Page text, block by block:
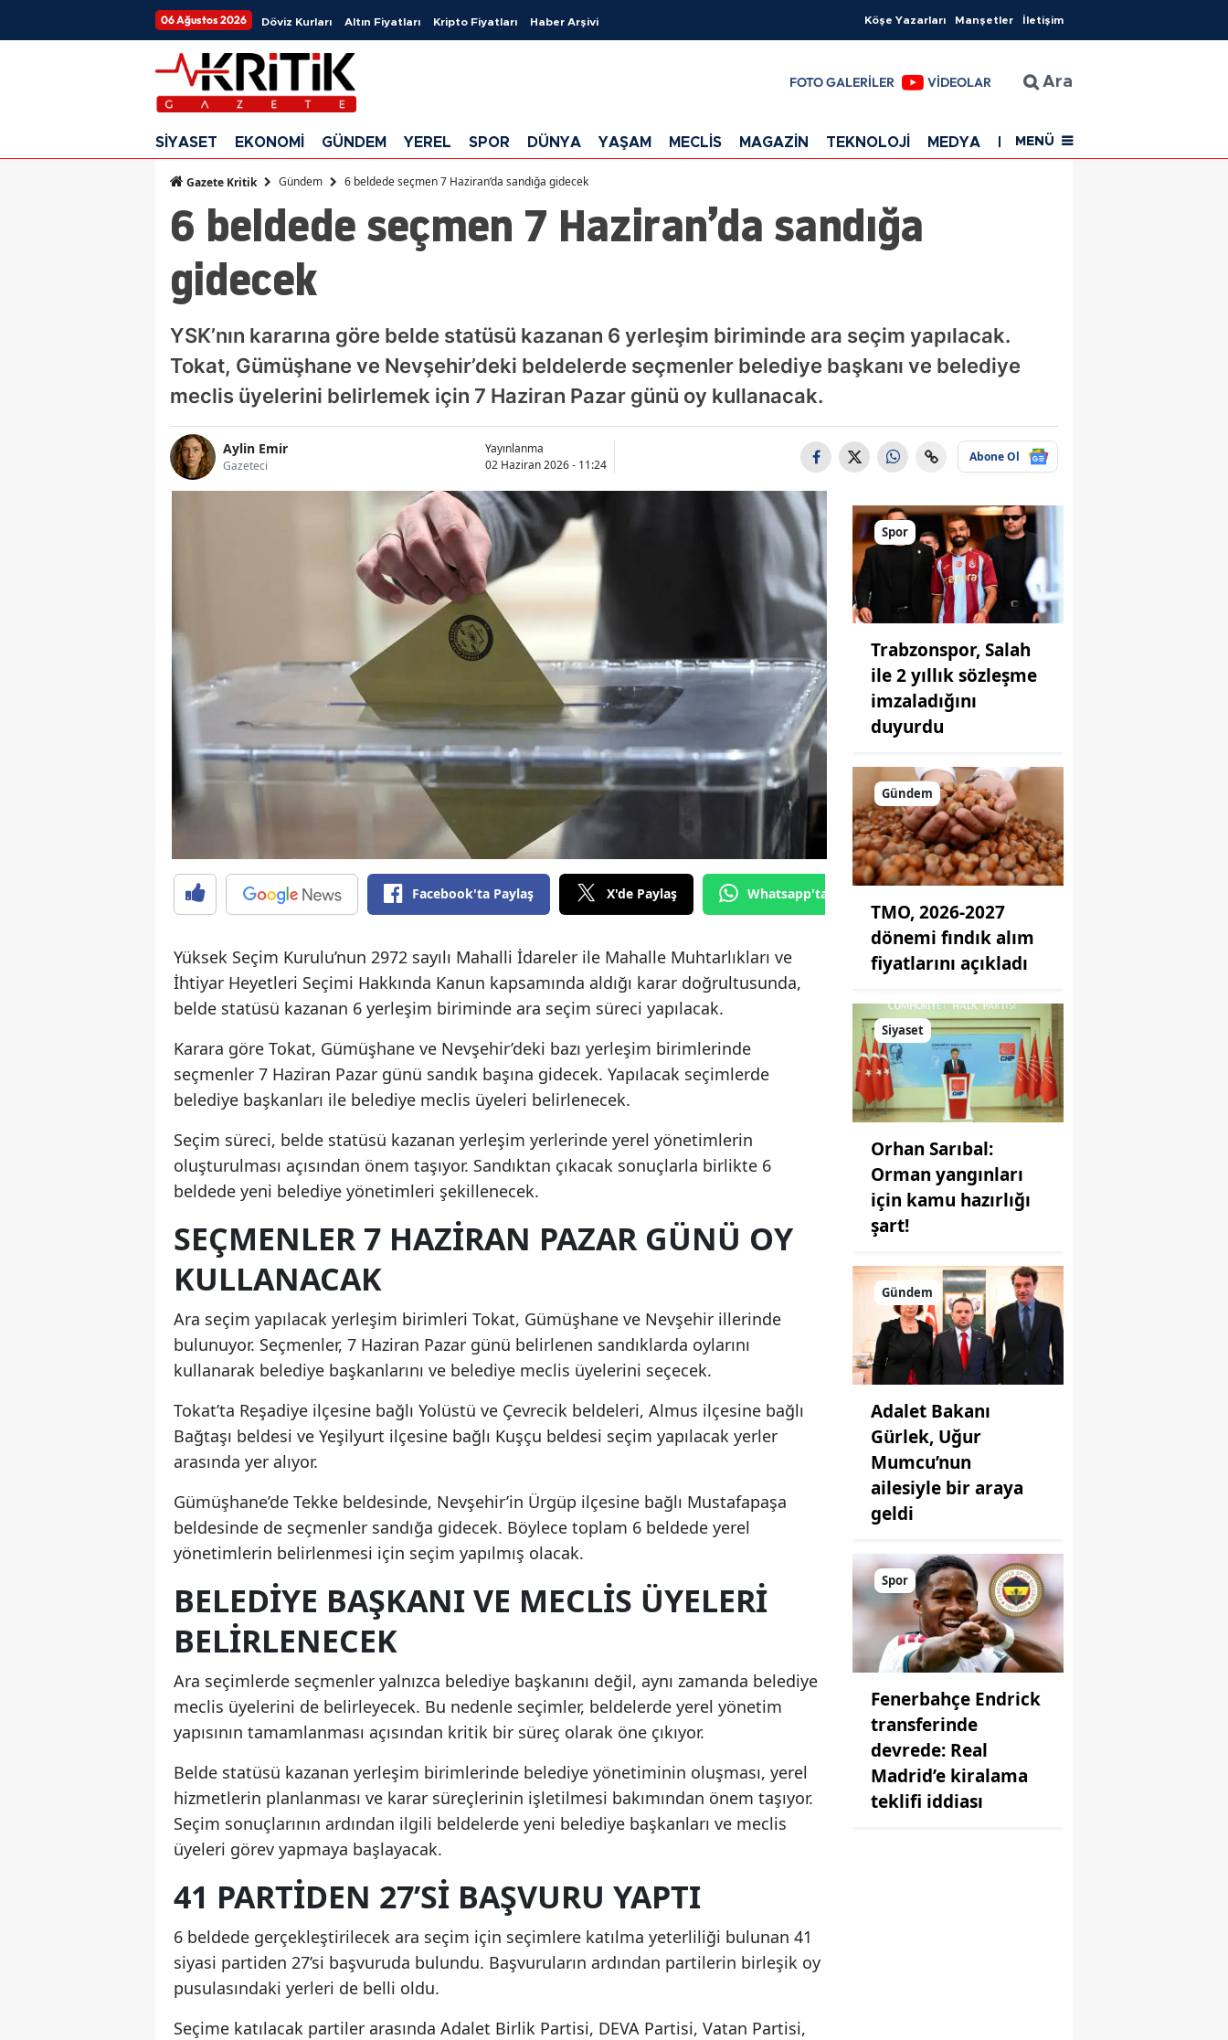
06 Ağustos 2026 Döviz Kurları Altın Fiyatları Kripto Fiyatları Haber Arşivi Köşe Yazarları Manşetler İletişim
FOTO GALERİLER VİDEOLAR Ara
SİYASET EKONOMİ GÜNDEM YEREL SPOR DÜNYA YAŞAM MECLİS MAGAZİN TEKNOLOJİ MEDYA EĞİTİM SAĞLIK
MENÜ
Gazete Kritik Gündem 6 beldede seçmen 7 Haziran’da sandığa gidecek
6 beldede seçmen 7 Haziran’da sandığa
gidecek
YSK’nın kararına göre belde statüsü kazanan 6 yerleşim biriminde ara seçim yapılacak.
Tokat, Gümüşhane ve Nevşehir’deki beldelerde seçmenler belediye başkanı ve belediye
meclis üyelerini belirlemek için 7 Haziran Pazar günü oy kullanacak.
Aylin Emir
Gazeteci
Yayınlanma
02 Haziran 2026 - 11:24
Abone Ol
Facebook'ta Paylaş X'de Paylaş Whatsapp'tan Gönder
Yüksek Seçim Kurulu’nun 2972 sayılı Mahalli İdareler ile Mahalle Muhtarlıkları ve
İhtiyar Heyetleri Seçimi Hakkında Kanun kapsamında aldığı karar doğrultusunda,
belde statüsü kazanan 6 yerleşim biriminde ara seçim süreci yapılacak.
Karara göre Tokat, Gümüşhane ve Nevşehir’deki bazı yerleşim birimlerinde
seçmenler 7 Haziran Pazar günü sandık başına gidecek. Yapılacak seçimlerde
belediye başkanları ile belediye meclis üyeleri belirlenecek.
Seçim süreci, belde statüsü kazanan yerleşim yerlerinde yerel yönetimlerin
oluşturulması açısından önem taşıyor. Sandıktan çıkacak sonuçlarla birlikte 6
beldede yeni belediye yönetimleri şekillenecek.
SEÇMENLER 7 HAZIRAN PAZAR GÜNÜ OY
KULLANACAK
Ara seçim yapılacak yerleşim birimleri Tokat, Gümüşhane ve Nevşehir illerinde
bulunuyor. Seçmenler, 7 Haziran Pazar günü belirlenen sandıklarda oylarını
kullanarak belediye başkanlarını ve belediye meclis üyelerini seçecek.
Tokat’ta Reşadiye ilçesine bağlı Yolüstü ve Çevrecik beldeleri, Almus ilçesine bağlı
Bağtaşı beldesi ve Yeşilyurt ilçesine bağlı Kuşçu beldesi seçim yapılacak yerler
arasında yer alıyor.
Gümüşhane’de Tekke beldesinde, Nevşehir’in Ürgüp ilçesine bağlı Mustafapaşa
beldesinde de seçmenler sandığa gidecek. Böylece toplam 6 beldede yerel
yönetimlerin belirlenmesi için seçim yapılmış olacak.
BELEDIYE BAŞKANI VE MECLIS ÜYELERI
BELIRLENECEK
Ara seçimlerde seçmenler yalnızca belediye başkanını değil, aynı zamanda belediye
meclis üyelerini de belirleyecek. Bu nedenle seçimler, beldelerde yerel yönetim
yapısının tamamlanması açısından kritik bir süreç olarak öne çıkıyor.
Belde statüsü kazanan yerleşim birimlerinde belediye yönetiminin oluşması, yerel
hizmetlerin planlanması ve karar süreçlerinin işletilmesi bakımından önem taşıyor.
Seçim sonuçlarının ardından ilgili beldelerde yeni belediye başkanları ve meclis
üyeleri görev yapmaya başlayacak.
41 PARTIDEN 27’SI BAŞVURU YAPTI
6 beldede gerçekleştirilecek ara seçim için seçimlere katılma yeterliliği bulunan 41
siyasi partiden 27’si başvuruda bulundu. Başvuruların ardından partilerin birleşik oy
pusulasındaki yerleri de belli oldu.
Seçime katılacak partiler arasında Adalet Birlik Partisi, DEVA Partisi, Vatan Partisi,
Spor
Trabzonspor, Salah
ile 2 yıllık sözleşme
imzaladığını
duyurdu
Gündem
TMO, 2026-2027
dönemi fındık alım
fiyatlarını açıkladı
Siyaset
Orhan Sarıbal:
Orman yangınları
için kamu hazırlığı
şart!
Gündem
Adalet Bakanı
Gürlek, Uğur
Mumcu’nun
ailesiyle bir araya
geldi
Spor
Fenerbahçe Endrick
transferinde
devrede: Real
Madrid’e kiralama
teklifi iddiası